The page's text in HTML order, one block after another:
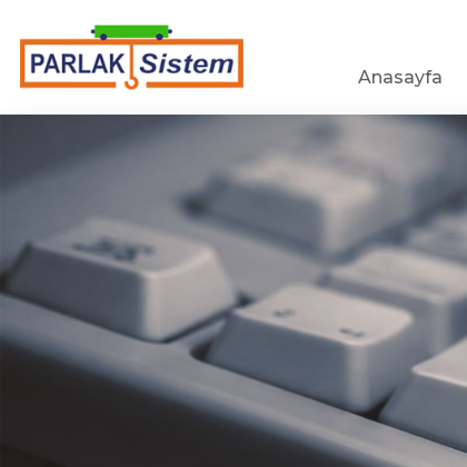
Anasayfa